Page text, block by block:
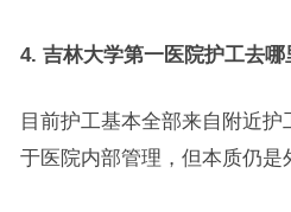
4. 吉林大学第一医院护工去哪
目前护工基本全部来自附近
于医院内部管理，但本质仍是